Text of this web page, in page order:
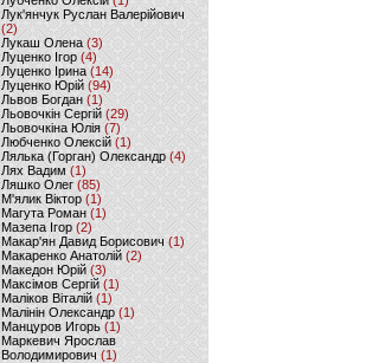
Лук'янчук Руслан Валерійович
(2)
Лукаш Олена (3)
Луценко Ігор (4)
Луценко Ірина (14)
Луценко Юрій (94)
Львов Богдан (1)
Льовочкін Сергій (29)
Льовочкіна Юлія(7)
Любченко Олексій(1)
Лялька (Горган) Олександр(4)
Лях Вадим (1)
Ляшко Олег (85)
М'ялик Віктор(1)
Магута Роман(1)
Мазепа Ігор (2)
Макар'ян Давид Борисович(1)
Макаренко Анатолій (2)
Македон Юрій(3)
Максімов Сергій (1)
Маліков Віталій (1)
Малінін Олександр (1)
Манцуров Игорь (1)
Маркевич Ярослав
Володимирович (1)